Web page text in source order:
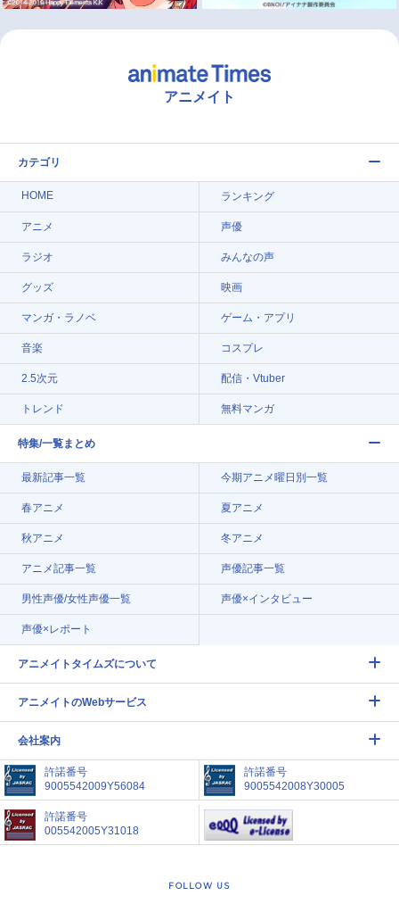
アニメイト
カテゴリ
HOME ランキング
アニメ 声優
ラジオ みんなの声
グッズ 映画
マンガ・ラノベ ゲーム・アプリ
音楽 コスプレ
2.5次元 配信・Vtuber
トレンド 無料マンガ
特集/一覧まとめ
最新記事一覧 今期アニメ曜日別一覧
春アニメ 夏アニメ
秋アニメ 冬アニメ
アニメ記事一覧 声優記事一覧
男性声優/女性声優一覧 声優×インタビュー
声優×レポート
アニメイトタイムズについて
アニメイトのWebサービス
会社案内
許諾番号
9005542009Y56084
許諾番号
9005542008Y30005
許諾番号
005542005Y31018
FOLLOW US